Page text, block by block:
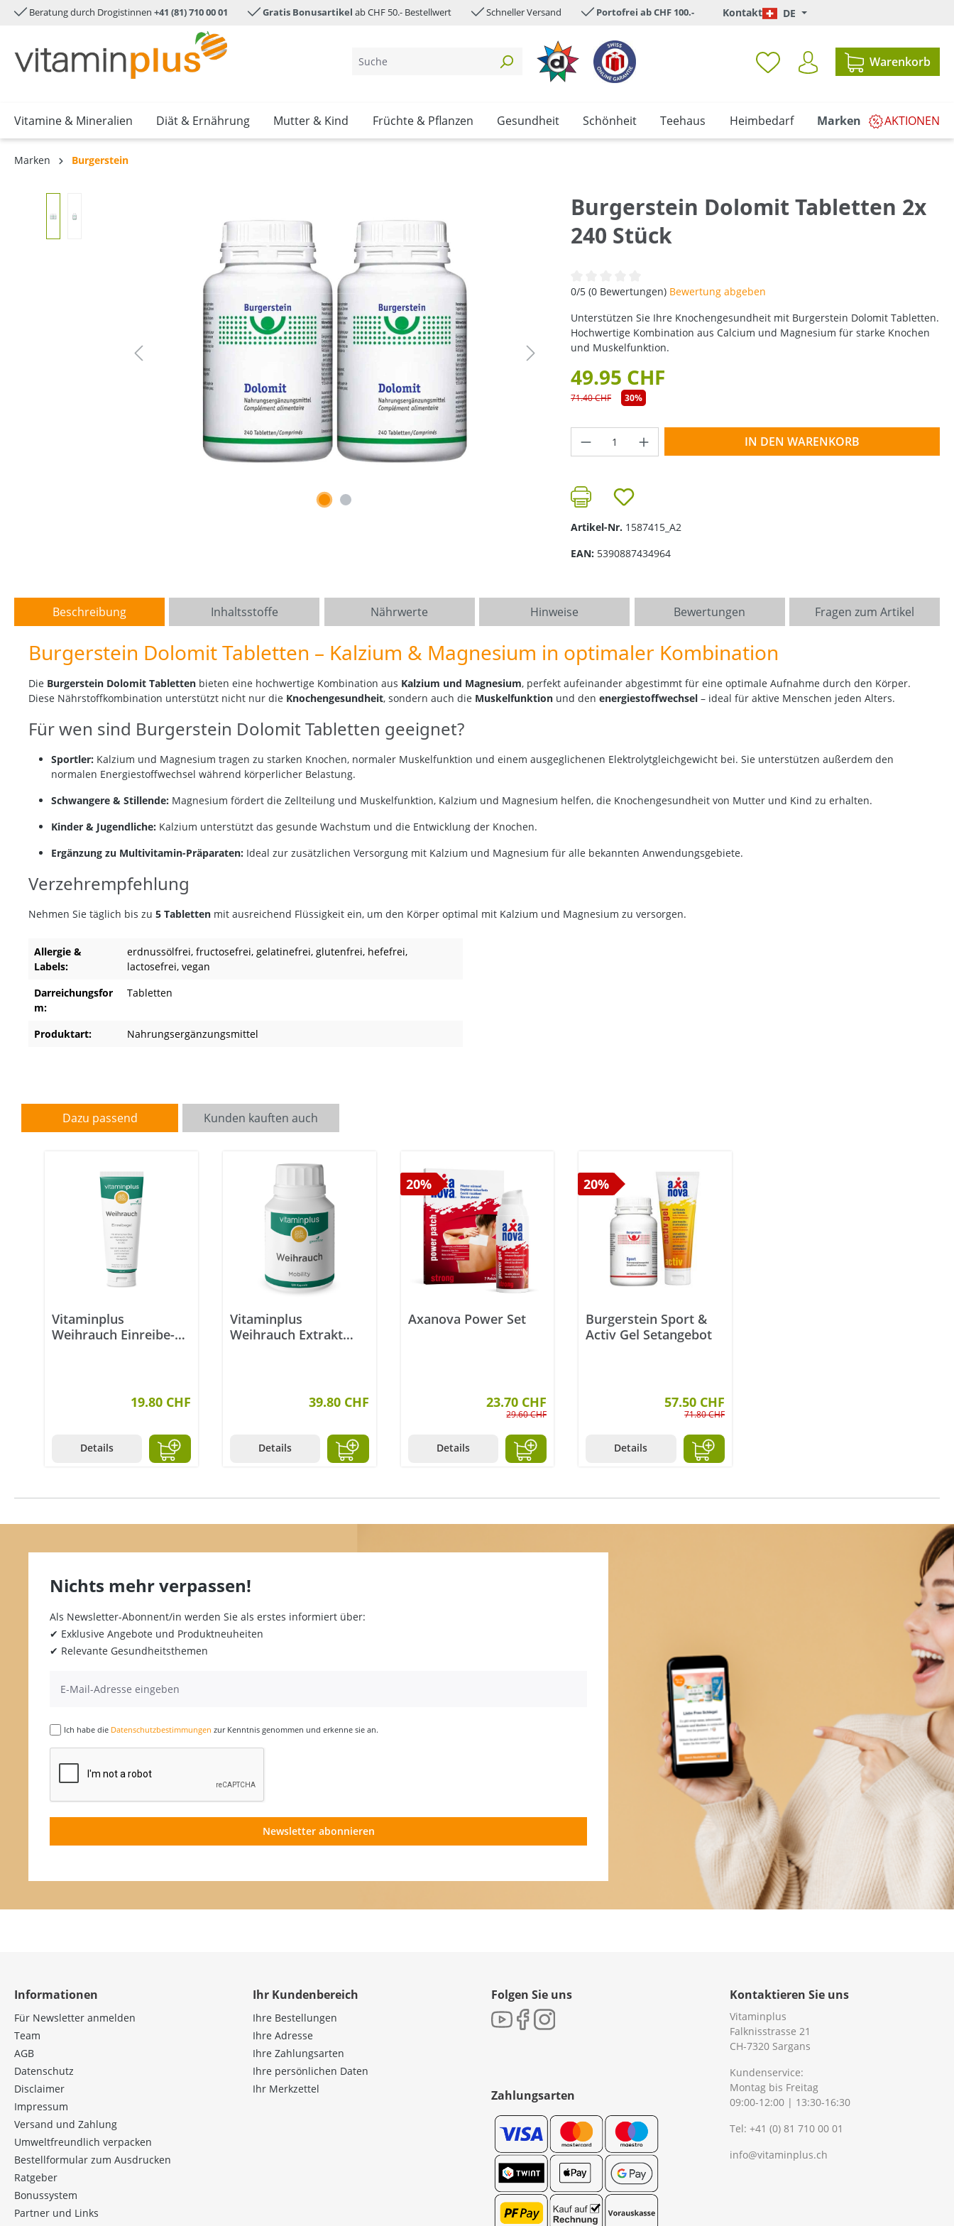
springen Zur Hauptnavigation springen
Beratung durch Drogistinnen +41 (81) 710 00 01 Gratis Bonusartikel ab CHF 50.- Bestellwert Schneller Versand Portofrei ab CHF 100.- Kontakt DE
Warenkorb
Vitamine & Mineralien Diät & Ernährung Mutter & Kind Früchte & Pflanzen Gesundheit Schönheit Teehaus Heimbedarf Marken AKTIONEN
Marken Burgerstein
Burgerstein Dolomit Tabletten 2x
240 Stück
Durchschnittliche Bewertung von 0 von 5 Sternen
0/5 (0 Bewertungen) Bewertung abgeben
Unterstützen Sie Ihre Knochengesundheit mit Burgerstein Dolomit Tabletten.
Hochwertige Kombination aus Calcium und Magnesium für starke Knochen
und Muskelfunktion.
49.95 CHF
71.40 CHF 30%
Produkt Anzahl: Gib den gewünschten Wert
IN DEN WARENKORB
Artikel-Nr. 1587415_A2
EAN: 5390887434964
Beschreibung Inhaltsstoffe Nährwerte Hinweise Bewertungen Fragen zum Artikel
Burgerstein Dolomit Tabletten – Kalzium & Magnesium in optimaler Kombination
Die Burgerstein Dolomit Tabletten bieten eine hochwertige Kombination aus Kalzium und Magnesium, perfekt aufeinander abgestimmt für eine optimale Aufnahme durch den Körper.
Diese Nährstoffkombination unterstützt nicht nur die Knochengesundheit, sondern auch die Muskelfunktion und den energiestoffwechsel – ideal für aktive Menschen jeden Alters.
Für wen sind Burgerstein Dolomit Tabletten geeignet?
Sportler: Kalzium und Magnesium tragen zu starken Knochen, normaler Muskelfunktion und einem ausgeglichenen Elektrolytgleichgewicht bei. Sie unterstützen außerdem den
normalen Energiestoffwechsel während körperlicher Belastung.
Schwangere & Stillende: Magnesium fördert die Zellteilung und Muskelfunktion, Kalzium und Magnesium helfen, die Knochengesundheit von Mutter und Kind zu erhalten.
Kinder & Jugendliche: Kalzium unterstützt das gesunde Wachstum und die Entwicklung der Knochen.
Ergänzung zu Multivitamin-Präparaten: Ideal zur zusätzlichen Versorgung mit Kalzium und Magnesium für alle bekannten Anwendungsgebiete.
Verzehrempfehlung
Nehmen Sie täglich bis zu 5 Tabletten mit ausreichend Flüssigkeit ein, um den Körper optimal mit Kalzium und Magnesium zu versorgen.
Allergie &
Labels:
erdnussölfrei, fructosefrei, gelatinefrei, glutenfrei, hefefrei,
lactosefrei, vegan
Darreichungsfor
m:
Tabletten
Produktart: Nahrungsergänzungsmittel
Dazu passend Kunden kauften auch
Vitaminplus
Weihrauch Einreibe-
19.80 CHF
Details
Vitaminplus
Weihrauch Extrakt
39.80 CHF
Details
20%
Axanova Power Set
23.70 CHF
29.60 CHF
Details
20%
Burgerstein Sport &
Activ Gel Setangebot
57.50 CHF
71.80 CHF
Details
Nichts mehr verpassen!
Als Newsletter-Abonnent/in werden Sie als erstes informiert über:
✔ Exklusive Angebote und Produktneuheiten
✔ Relevante Gesundheitsthemen
Ich habe die Datenschutzbestimmungen zur Kenntnis genommen und erkenne sie an.
Newsletter abonnieren
Informationen
Für Newsletter anmelden
Team
AGB
Datenschutz
Disclaimer
Impressum
Versand und Zahlung
Umweltfreundlich verpacken
Bestellformular zum Ausdrucken
Ratgeber
Bonussystem
Partner und Links
Ihr Kundenbereich
Ihre Bestellungen
Ihre Adresse
Ihre Zahlungsarten
Ihre persönlichen Daten
Ihr Merkzettel
Folgen Sie uns
Zahlungsarten
Kontaktieren Sie uns
Vitaminplus
Falknisstrasse 21
CH-7320 Sargans
Kundenservice:
Montag bis Freitag
09:00-12:00 | 13:30-16:30
Tel: +41 (0) 81 710 00 01
info@vitaminplus.ch